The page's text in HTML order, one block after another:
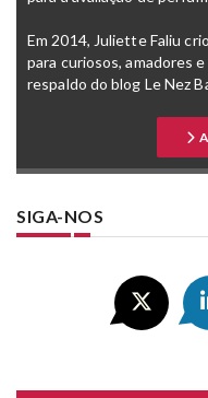
Em 2014, Juliette Faliu
para curiosos, amadores
respaldo do blog Le Nez
SIGA-NOS